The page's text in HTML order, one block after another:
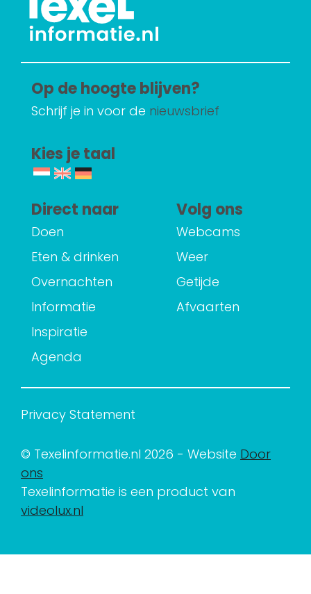
Op de hoogte blijven?
Schrijf je in voor de nieuwsbrief
Kies je taal
Direct naar
Doen
Eten & drinken
Overnachten
Informatie
Inspiratie
Agenda
Volg ons
Webcams
Weer
Getijde
Afvaarten
Privacy Statement
© Texelinformatie.nl 2026 - Website Door
ons
Texelinformatie is een product van
videolux.nl